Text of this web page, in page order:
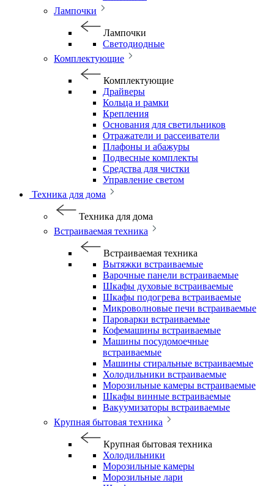
Лампочки
Лампочки
Светодиодные
Комплектующие
Комплектующие
Драйверы
Кольца и рамки
Крепления
Основания для светильников
Отражатели и рассеиватели
Плафоны и абажуры
Подвесные комплекты
Средства для чистки
Управление светом
Техника для дома
Техника для дома
Встраиваемая техника
Встраиваемая техника
Вытяжки встраиваемые
Варочные панели встраиваемые
Шкафы духовые встраиваемые
Шкафы подогрева встраиваемые
Микроволновые печи встраиваемые
Пароварки встраиваемые
Кофемашины встраиваемые
Машины посудомоечные
встраиваемые
Машины стиральные встраиваемые
Холодильники встраиваемые
Морозильные камеры встраиваемые
Шкафы винные встраиваемые
Вакуумизаторы встраиваемые
Крупная бытовая техника
Крупная бытовая техника
Холодильники
Морозильные камеры
Морозильные лари